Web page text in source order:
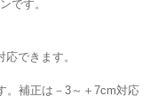
です。
できます。
。補正は－3～＋7cm対応